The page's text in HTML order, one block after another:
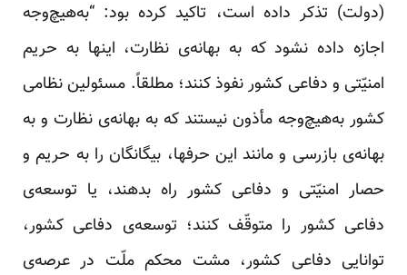
(دولت) تذکر داده است، تاکید کرده بود: “به‌هیچ‌وجه
اجازه داده نشود که به بهانه‌ی نظارت، اینها به حریم
امنیّتی و دفاعی کشور نفوذ کنند؛ مطلقاً. مسئولین نظامی
کشور به‌هیچ‌وجه مأذون نیستند که به بهانه‌ی نظارت و به
بهانه‌ی بازرسی و مانند این حرفها، بیگانگان را به حریم و
حصار امنیّتی و دفاعی کشور راه بدهند، یا توسعه‌ی
دفاعی کشور را متوقّف کنند؛ توسعه‌ی دفاعی کشور،
توانایی دفاعی کشور، مشت محکم ملّت در عرصه‌ی